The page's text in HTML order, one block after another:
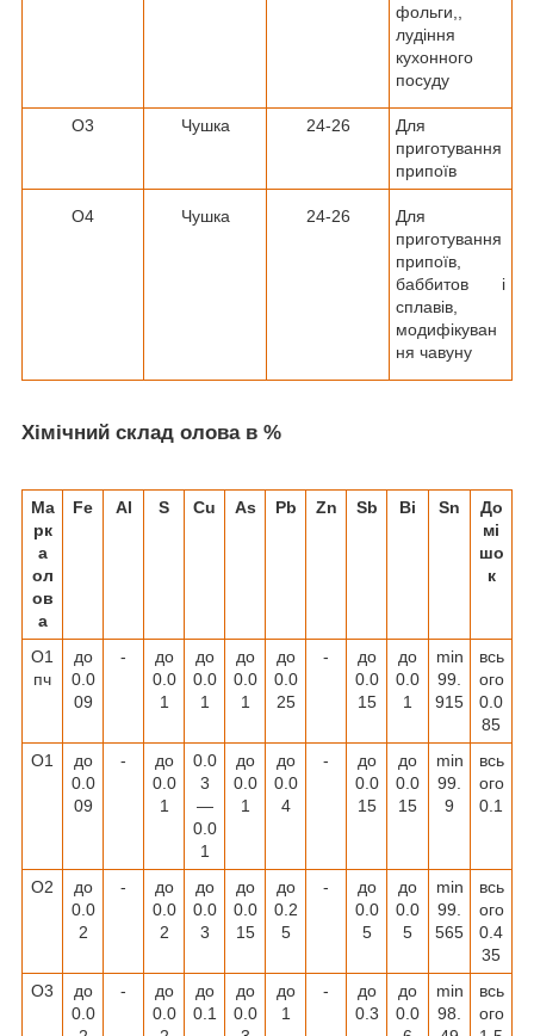
фольги,,
лудіння
кухонного
посуду
О3 Чушка 24-26
Для
приготування
припоїв
О4 Чушка 24-26
Для
приготування
припоїв,
баббитов і
сплавів,
модифікуван
ня чавуну
Хімічний склад олова в %
Ма
рк
а
ол
ов
а
Fe Al S Cu As Pb Zn Sb Bi Sn
До
мі
шо
к
О1
пч
до
0.0
09
-
до
0.0
1
до
0.0
1
до
0.0
1
до
0.0
25
-
до
0.0
15
до
0.0
1
min
99.
915
всь
ого
0.0
85
О1
до
0.0
09
-
до
0.0
1
0.0
3
―
0.0
1
до
0.0
1
до
0.0
4
-
до
0.0
15
до
0.0
15
min
99.
9
всь
ого
0.1
О2
до
0.0
2
-
до
0.0
2
до
0.0
3
до
0.0
15
до
0.2
5
-
до
0.0
5
до
0.0
5
min
99.
565
всь
ого
0.4
35
О3
до
0.0
-
до
0.0
до
0.1
до
0.0
до
1
-
до
0.3
до
0.0
min
98.
всь
ого